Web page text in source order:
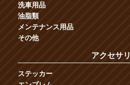
洗車用品
油脂類
メンテナンス用品
その他
アクセサリ
ステッカー